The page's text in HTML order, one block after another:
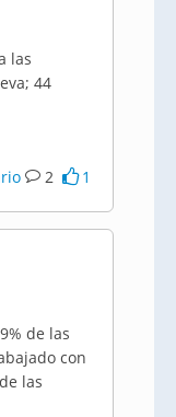
las
44
2 1
de las
con
las